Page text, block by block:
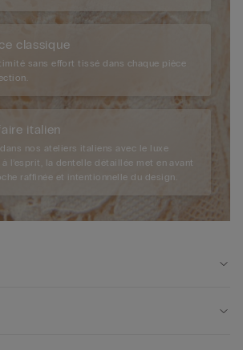
classique
sans effort tissé dans chaque pièce
italien
nos ateliers italiens avec le luxe
l’esprit, la dentelle détaillée met en avant
raffinée et intentionnelle du design.